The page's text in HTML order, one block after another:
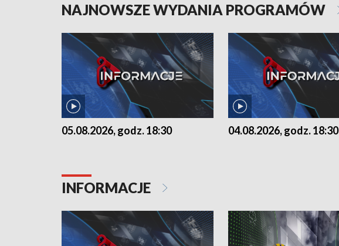
NAJNOWSZE WYDANIA PROGRAMÓW
05.08.2026, godz. 18:30 04.08.2026, godz. 18:30
INFORMACJE